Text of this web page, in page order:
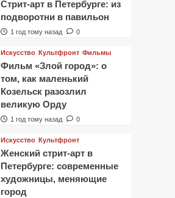
Стрит-арт в Петербурге: из
подворотни в павильон
1 год тому назад 0
Искусство Культфронт Фильмы
Фильм «Злой город»: о
том, как маленький
Козельск разозлил
великую Орду
1 год тому назад 0
Искусство Культфронт
Женский стрит-арт в
Петербурге: современные
художницы, меняющие
город